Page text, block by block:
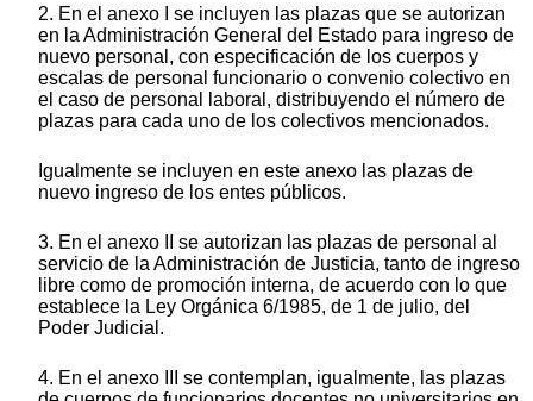
2. En el anexo I se incluyen las plazas que se autorizan
en la Administración General del Estado para ingreso de
nuevo personal, con especificación de los cuerpos y
escalas de personal funcionario o convenio colectivo en
el caso de personal laboral, distribuyendo el número de
plazas para cada uno de los colectivos mencionados.
Igualmente se incluyen en este anexo las plazas de
nuevo ingreso de los entes públicos.
3. En el anexo II se autorizan las plazas de personal al
servicio de la Administración de Justicia, tanto de ingreso
libre como de promoción interna, de acuerdo con lo que
establece la Ley Orgánica 6/1985, de 1 de julio, del
Poder Judicial.
4. En el anexo III se contemplan, igualmente, las plazas